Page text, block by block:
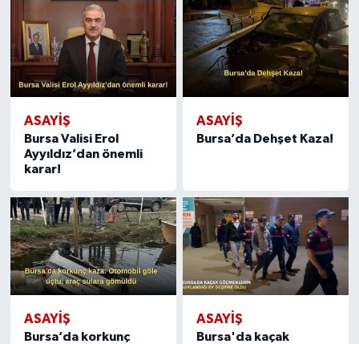
ASAYİŞ
Bursa Valisi Erol
Ayyıldız’dan önemli
karar!
ASAYİŞ
Bursa’da Dehşet Kaza!
ASAYİŞ
Bursa’da korkunç
ASAYİŞ
Bursa'da kaçak